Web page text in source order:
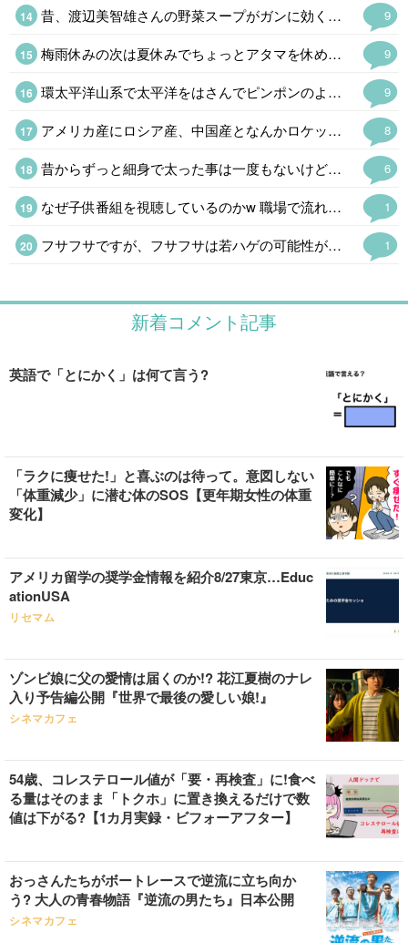
9
昔、渡辺美智雄さんの野菜スープがガンに効くとやってたけど(言い出した無免許医は逮捕)、効能はともかく健康にはよさそうだ。(味は知らんw) ハーバード式はキャベツ、玉ねぎ、ニンジン、カボチャを煮込むという話でカボチャの甘みがあるそうだ。カレー粉を入れたくなるけど。(あ。キャベツがw ) ロカボにもいいというので、やってみるか。
9
梅雨休みの次は夏休みでちょっとアタマを休めるかと思ったら「禿、禿」と連呼されたので「呼んだ?呼んだよね」とオフロスキーになった。←そんなん見とるんですか💀
9
環太平洋山系で太平洋をはさんでピンポンのように地震や火山の噴火があるのはいつものことだけど、最近は周期が短すぎる。おそらく東海·東南海·南海三連動と富士山噴火というのが2030年代に予想されるけど、少し早まるかも。 私は予知夢と直感。地震雲ウォッチャーなのでかなり怪しいと思われているけど。
8
アメリカ産にロシア産、中国産となんかロケット花火を打ち込んできた北朝鮮産もあるな。学校ならクラス分けなんだけどなぜか同じクラスで同じ班になってる。
6
昔からずっと細身で太った事は一度もないけど、バナナ型だから年取ったらブクブク太って落ちなくなる体質 今はいいけど晩年は巨漢かも 笑
1
なぜ子供番組を視聴しているのかw 職場で流れているんでしょうかねw 子供番組は当たり障り無いので、流しっぱなしに出来ますからね、 、という事に。 趣味で視聴してるなら怖いのでw
1
フサフサですが、フサフサは若ハゲの可能性が高いそうで冷や冷やしてますw もしそうなったら、お金で解決しますw
新着コメント記事
英語で「とにかく」は何て言う?
「ラクに痩せた!」と喜ぶのは待って。意図しない
「体重減少」に潜む体のSOS【更年期女性の体重
変化】
アメリカ留学の奨学金情報を紹介8/27東京…Educ
ationUSA
リセマム
ゾンビ娘に父の愛情は届くのか!? 花江夏樹のナレ
入り予告編公開『世界で最後の愛しい娘!』
シネマカフェ
54歳、コレステロール値が「要・再検査」に!食べ
る量はそのまま「トクホ」に置き換えるだけで数
値は下がる?【1カ月実録・ビフォーアフター】
おっさんたちがボートレースで逆流に立ち向か
う? 大人の青春物語『逆流の男たち』日本公開
シネマカフェ